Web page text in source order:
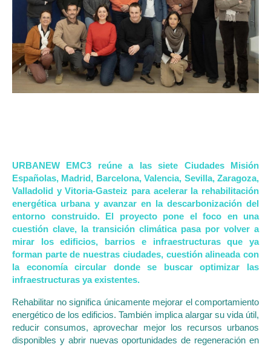
URBANEW EMC3 reúne a las siete Ciudades Misión
Españolas, Madrid, Barcelona, Valencia, Sevilla, Zaragoza,
Valladolid y Vitoria-Gasteiz para acelerar la rehabilitación
energética urbana y avanzar en la descarbonización del
entorno construido. El proyecto pone el foco en una
cuestión clave, la transición climática pasa por volver a
mirar los edificios, barrios e infraestructuras que ya
forman parte de nuestras ciudades, cuestión alineada con
la economía circular donde se buscar optimizar las
infraestructuras ya existentes.
Rehabilitar no significa únicamente mejorar el comportamiento
energético de los edificios. También implica alargar su vida útil,
reducir consumos, aprovechar mejor los recursos urbanos
disponibles y abrir nuevas oportunidades de regeneración en